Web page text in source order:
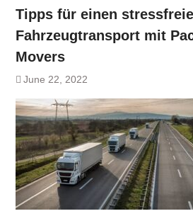
Tipps für einen
Fahrzeugtransport mit
Movers
June 22, 2022